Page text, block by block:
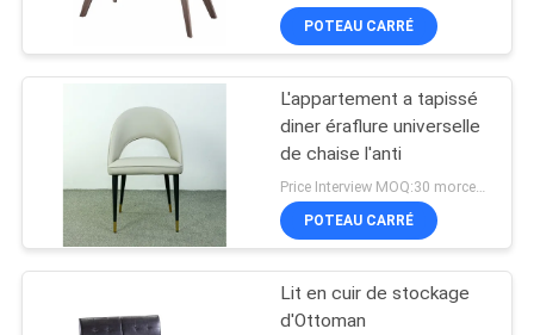
POLITIQUE
MATIÈRE
PROTECTION
Sofa en cuir
moderne
24
pratique
POTEAU CARRÉ
L'appartement a tapissé
diner éraflure universelle
de chaise l'anti
POTEAU CARRÉ
Lit en cuir de stockage
d'Ottoman